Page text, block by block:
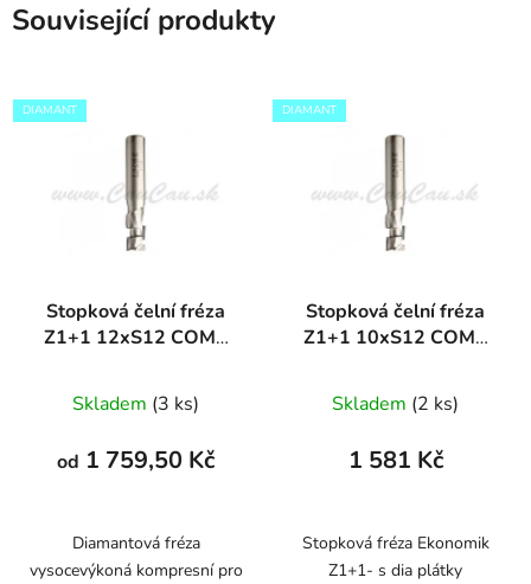
Související produkty
DIAMANT
Stopková čelní fréza
Z1+1 12xS12 COMP
Skladem (3 ks)
od 1 759,50 Kč
Diamantová fréza
vysocevýkoná kompresní pro
DIAMANT
Stopková čelní fréza
Z1+1 10xS12 COMP
Skladem (2 ks)
1 581 Kč
Stopková fréza Ekonomik
Z1+1- s dia plátky